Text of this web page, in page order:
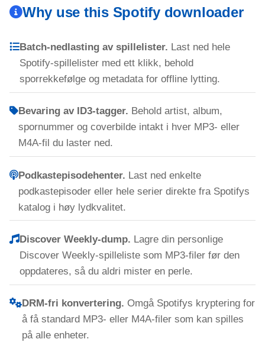
Why use this Spotify downloader
Batch-nedlasting av spillelister. Last ned hele
Spotify-spillelister med ett klikk, behold
sporrekkefølge og metadata for offline lytting.
Bevaring av ID3-tagger. Behold artist, album,
spornummer og coverbilde intakt i hver MP3- eller
M4A-fil du laster ned.
Podkastepisodehenter. Last ned enkelte
podkastepisoder eller hele serier direkte fra Spotifys
katalog i høy lydkvalitet.
Discover Weekly-dump. Lagre din personlige
Discover Weekly-spilleliste som MP3-filer før den
oppdateres, så du aldri mister en perle.
DRM-fri konvertering. Omgå Spotifys kryptering for
å få standard MP3- eller M4A-filer som kan spilles
på alle enheter.